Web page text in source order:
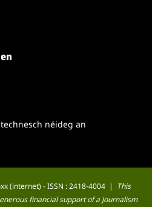
néideg an
(internet) - ISSN : 2418-4004 |
This
financial support of a Journalism